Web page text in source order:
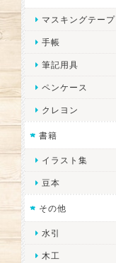
マスキングテープ
手帳
筆記用具
ペンケース
クレヨン
書籍
イラスト集
豆本
その他
水引
木工